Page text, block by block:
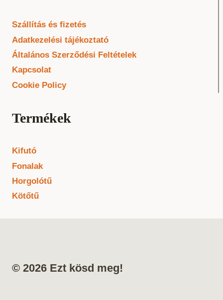
Szállítás és fizetés
Adatkezelési tájékoztató
Általános Szerződési Feltételek
Kapcsolat
Cookie Policy
Termékek
Kifutó
Fonalak
Horgolótű
Kötőtű
© 2026 Ezt kösd meg!